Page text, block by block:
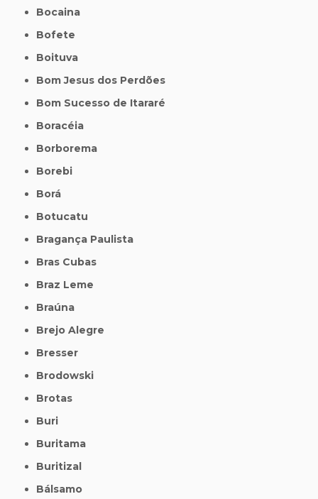
Bocaina
Bofete
Boituva
Bom Jesus dos Perdões
Bom Sucesso de Itararé
Boracéia
Borborema
Borebi
Borá
Botucatu
Bragança Paulista
Bras Cubas
Braz Leme
Braúna
Brejo Alegre
Bresser
Brodowski
Brotas
Buri
Buritama
Buritizal
Bálsamo